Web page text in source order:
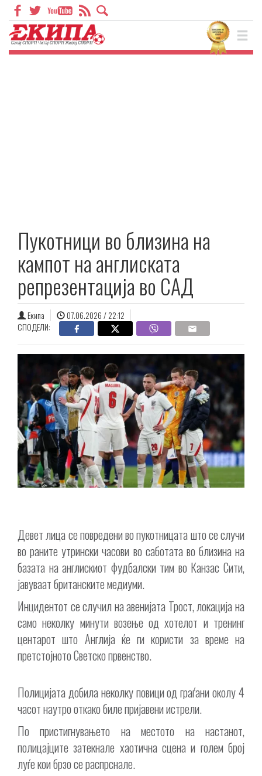
Пукотници во близина на
кампот на англиската
репрезентација во САД
Екипа
07.06.2026 / 22:12
СПОДЕЛИ:
Девет лица се повредени во пукотницата што се случи
во раните утрински часови во саботата во близина на
базата на англискиот фудбалски тим во Канзас Сити,
јавуваат британските медиуми.
Инцидентот се случил на авенијата Трост, локација на
само неколку минути возење од хотелот и тренинг
центарот што Англија ќе ги користи за време на
претстојното Светско првенство.
Полицијата добила неколку повици од граѓани околу 4
часот наутро откако биле пријавени истрели.
По пристигнувањето на местото на настанот,
полицајците затекнале хаотична сцена и голем број
луѓе кои брзо се распрснале.